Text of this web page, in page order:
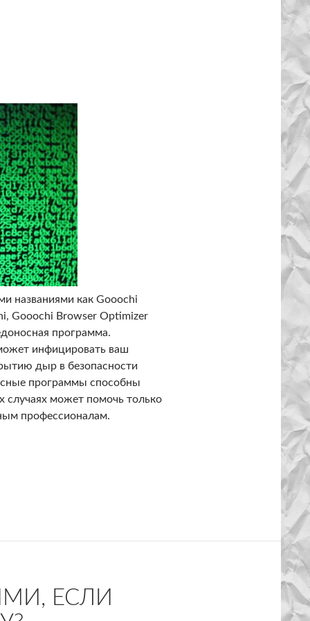
названиями как Gooochi
Gooochi Browser Optimizer
программа.
инфицировать ваш
дыр в безопасности
программы способны
случаях может помочь только
профессионалам.
ЕСЛИ